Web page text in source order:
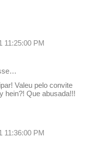
11:25:00 PM
Valeu pelo convite
hein?! Que abusada!!!
11:36:00 PM